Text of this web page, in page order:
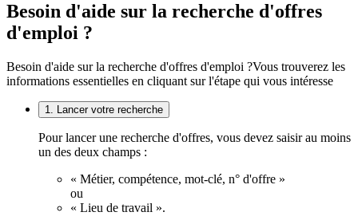
Besoin d'aide sur la recherche d'offres
d'emploi ?
Besoin d'aide sur la recherche d'offres d'emploi ?Vous trouverez les
informations essentielles en cliquant sur l'étape qui vous intéresse
1. Lancer votre recherche
Pour lancer une recherche d'offres, vous devez saisir au moins
un des deux champs :
« Métier, compétence, mot-clé, n° d'offre »
ou
« Lieu de travail ».